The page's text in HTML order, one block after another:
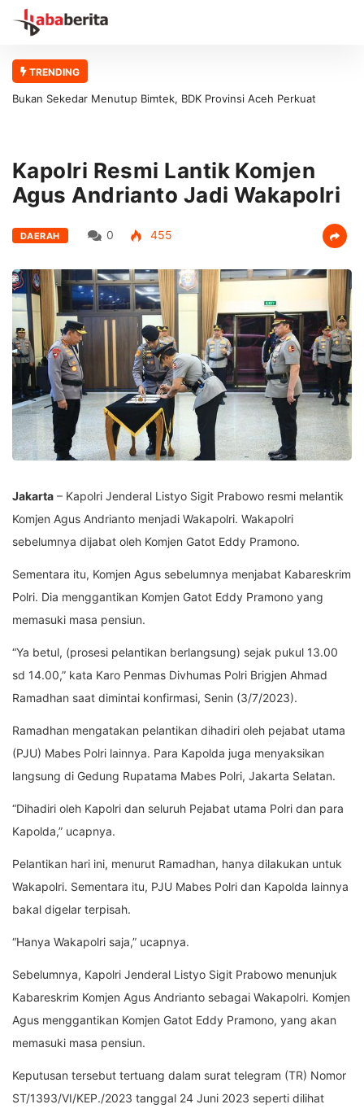
TRENDING
Bukan Sekedar Menutup Bimtek, BDK Provinsi Aceh Perkuat
Kapolri Resmi Lantik Komjen
Agus Andrianto Jadi Wakapolri
DAERAH 0 455
Jakarta – Kapolri Jenderal Listyo Sigit Prabowo resmi melantik
Komjen Agus Andrianto menjadi Wakapolri. Wakapolri
sebelumnya dijabat oleh Komjen Gatot Eddy Pramono.
Sementara itu, Komjen Agus sebelumnya menjabat Kabareskrim
Polri. Dia menggantikan Komjen Gatot Eddy Pramono yang
memasuki masa pensiun.
“Ya betul, (prosesi pelantikan berlangsung) sejak pukul 13.00
sd 14.00,” kata Karo Penmas Divhumas Polri Brigjen Ahmad
Ramadhan saat dimintai konfirmasi, Senin (3/7/2023).
Ramadhan mengatakan pelantikan dihadiri oleh pejabat utama
(PJU) Mabes Polri lainnya. Para Kapolda juga menyaksikan
langsung di Gedung Rupatama Mabes Polri, Jakarta Selatan.
“Dihadiri oleh Kapolri dan seluruh Pejabat utama Polri dan para
Kapolda,” ucapnya.
Pelantikan hari ini, menurut Ramadhan, hanya dilakukan untuk
Wakapolri. Sementara itu, PJU Mabes Polri dan Kapolda lainnya
bakal digelar terpisah.
“Hanya Wakapolri saja,” ucapnya.
Sebelumnya, Kapolri Jenderal Listyo Sigit Prabowo menunjuk
Kabareskrim Komjen Agus Andrianto sebagai Wakapolri. Komjen
Agus menggantikan Komjen Gatot Eddy Pramono, yang akan
memasuki masa pensiun.
Keputusan tersebut tertuang dalam surat telegram (TR) Nomor
ST/1393/VI/KEP./2023 tanggal 24 Juni 2023 seperti dilihat